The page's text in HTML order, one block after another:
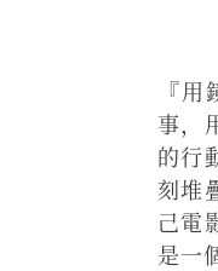
『
事，
的行
刻堆
己電
是一